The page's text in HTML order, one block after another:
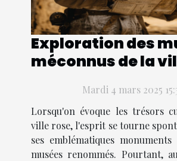
Exploration des
méconnus de la
Mardi 4 mars 2025
Lorsqu'on évoque les trésors
ville rose, l'esprit se tourne
ses emblématiques
musées renommés. Pourtant,